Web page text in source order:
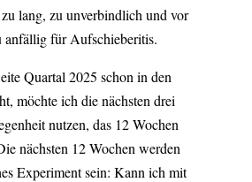
lang, zu unverbindlich und vor
anfällig für Aufschieberitis.
Quartal 2025 schon in den
möchte ich die nächsten drei
nutzen, das 12 Wochen
nächsten 12 Wochen werden
Experiment sein: Kann ich mit